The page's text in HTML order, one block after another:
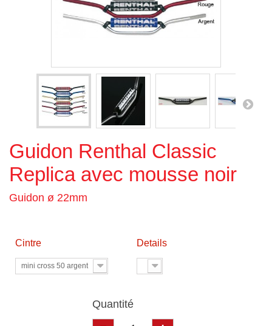
Agrandir l'image
Guidon Renthal Classic
Replica avec mousse noir
Guidon ø 22mm
Cintre
mini cross 50 argent
Details
Quantité